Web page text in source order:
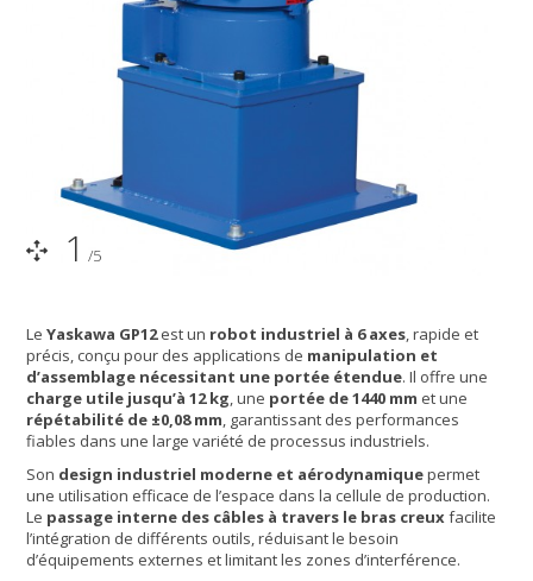
1 /5
LeYaskawa GP12est un robot industriel à 6 axes, rapide et
précis, conçu pour des applications de manipulation et
d’assemblage nécessitant une portée étendue. Il offre une
charge utile jusqu’à 12 kg, une portée de 1440 mm et une
répétabilité de ±0,08 mm, garantissant des performances
fiables dans une large variété de processus industriels.
Son design industriel moderne et aérodynamiquepermet
une utilisation efficace de l’espace dans la cellule de production.
Le passage interne des câbles à travers le bras creuxfacilite
l’intégration de différents outils, réduisant le besoin
d’équipements externes et limitant les zones d’interférence.